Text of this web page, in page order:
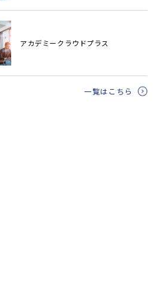
アカデミークラウドプラス
一覧はこちら